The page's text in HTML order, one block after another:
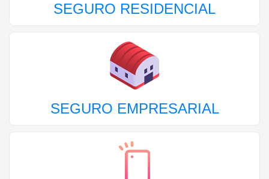
SEGURO RESIDENCIAL
SEGURO EMPRESARIAL